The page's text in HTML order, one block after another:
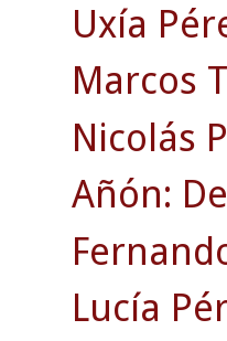
Uxía
Marcos
Nicolás
Añón:
Lucía